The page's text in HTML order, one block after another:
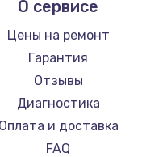
Заказать
неисправность
300 руб.
Заказать
работы
пылесосов Bosch
пылесосов Elitech
пылесосов STIHL
пылесосов Kirby
lydsto
Atvel
Tineco
Tuvio
Clever clean
DEXP
Haier
О сервисе
Цены на ремонт
Гарантия
Отзывы
Диагностика
Оплата и доставка
FAQ